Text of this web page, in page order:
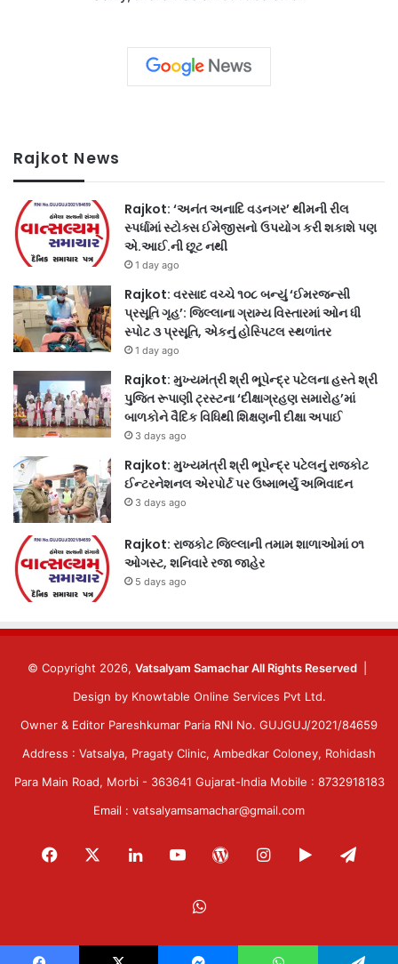
Rajkot News
Rajkot: ‘અનંત અનાદિ વડનગર’ થીમની રીલ
સ્પર્ધામાં સ્ટોક્સ ઈમેજીસનો ઉપયોગ કરી શકાશે પણ
એ.આઈ.ની છૂટ નથી
1 day ago
Rajkot: વરસાદ વચ્ચે ૧૦૮ બન્યું ‘ઈમરજન્સી
પ્રસૂતિ ગૃહ’: જિલ્લાના ગ્રામ્ય વિસ્તારમાં ઓન ધી
સ્પોટ ૩ પ્રસૂતિ, એકનું હોસ્પિટલ સ્થળાંતર
1 day ago
Rajkot: મુખ્યમંત્રી શ્રી ભૂપેન્દ્ર પટેલના હસ્તે શ્રી
પુજિત રૂપાણી ટ્રસ્ટના ‘દીક્ષાગ્રહણ સમારોહ’માં
બાળકોને વૈદિક વિધિથી શિક્ષણની દીક્ષા અપાઈ
3 days ago
Rajkot: મુખ્યમંત્રી શ્રી ભૂપેન્દ્ર પટેલનું રાજકોટ
ઈન્ટરનેશનલ એરપોર્ટ પર ઉષ્માભર્યું અભિવાદન
3 days ago
Rajkot: રાજકોટ જિલ્લાની તમામ શાળાઓમાં ૦૧
ઓગસ્ટ, શનિવારે રજા જાહેર
5 days ago
© Copyright 2026, Vatsalyam Samachar All Rights Reserved
Design by Knowtable Online Services Pvt Ltd.
Owner & Editor Pareshkumar Paria RNI No. GUJGUJ/2021/84659
Address : Vatsalya, Pragaty Clinic, Ambedkar Coloney, Rohidash
Para Main Road, Morbi - 363641 Gujarat-India Mobile : 8732918183
Email : vatsalyamsamachar@gmail.com
Facebook LinkedInYouTubeWordPressInstagram
Google
WhatsApp